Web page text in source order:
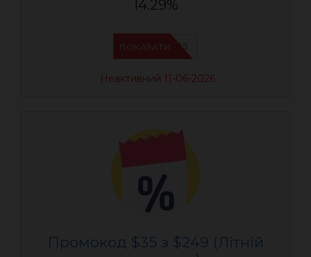
14.29%
AEUA15
ПОКАЗАТИ
Неактивний 11-06-2026
Промокод $35 з $249 (Літній